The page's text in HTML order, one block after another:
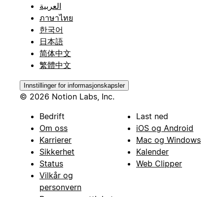
العربية
ภาษาไทย
한국어
日本語
简体中文
繁體中文
Innstillinger for informasjonskapsler
© 2026 Notion Labs, Inc.
Bedrift
Om oss
Karrierer
Sikkerhet
Status
Vilkår og
personvern
Last ned
iOS og Android
Mac og Windows
Kalender
Web Clipper